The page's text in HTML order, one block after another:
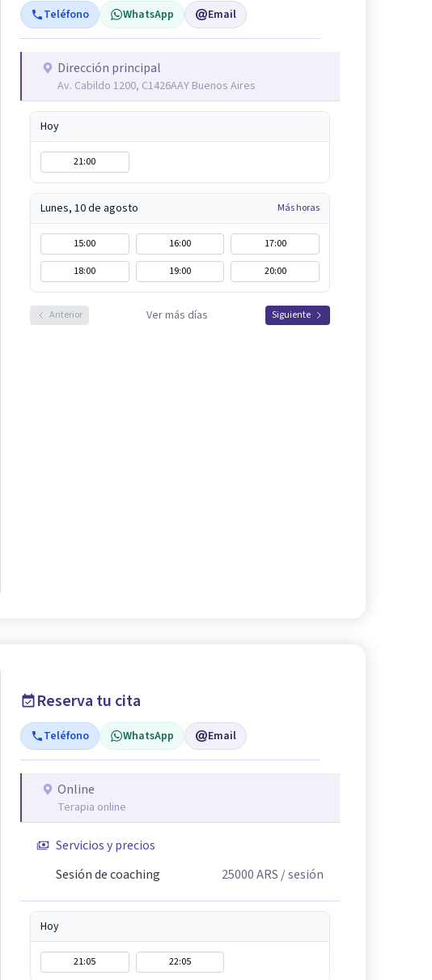
Teléfono WhatsApp Email
Dirección principal
Av. Cabildo 1200, C1426AAY Buenos Aires
Hoy
21:00
Lunes, 10 de agosto Más horas
15:00 16:00
17:00
18:00
19:00 20:00
Anterior Ver más días Siguiente
Reserva tu cita
Teléfono WhatsApp Email
Online
Terapia online
Servicios y precios
Sesión de coaching
25000ARS / sesión
Hoy
21:05 22:05